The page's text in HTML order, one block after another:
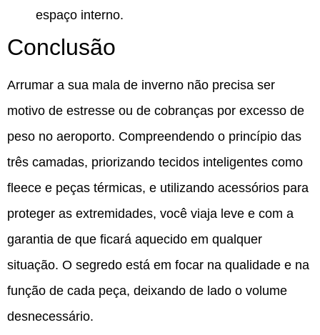
espaço interno.
Conclusão
Arrumar a sua mala de inverno não precisa ser
motivo de estresse ou de cobranças por excesso de
peso no aeroporto. Compreendendo o princípio das
três camadas, priorizando tecidos inteligentes como
fleece e peças térmicas, e utilizando acessórios para
proteger as extremidades, você viaja leve e com a
garantia de que ficará aquecido em qualquer
situação. O segredo está em focar na qualidade e na
função de cada peça, deixando de lado o volume
desnecessário.